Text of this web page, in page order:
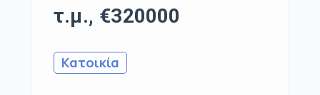
τ.μ., €320000
Κατοικία